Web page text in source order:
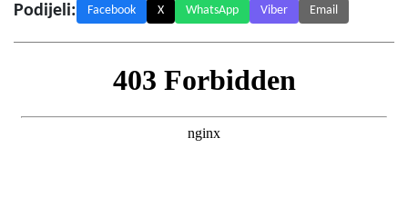
Podijeli: Facebook X WhatsApp Viber Email